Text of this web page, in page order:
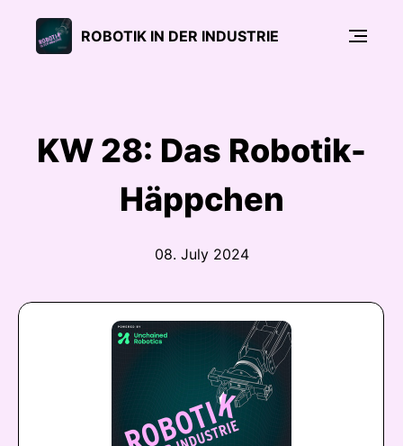
ROBOTIK IN DER INDUSTRIE
KW 28: Das Robotik-
Häppchen
08. July 2024